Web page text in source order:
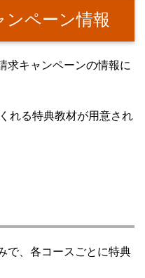
ンペーン情報
求キャンペーンの情報に
れる特典教材が用意され
で、各コースごとに特典